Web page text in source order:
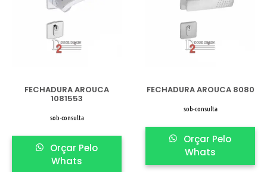
FECHADURA AROUCA
1081553
sob-consulta
Orçar Pelo
Whats
FECHADURA AROUCA 8080
sob-consulta
Orçar Pelo
Whats